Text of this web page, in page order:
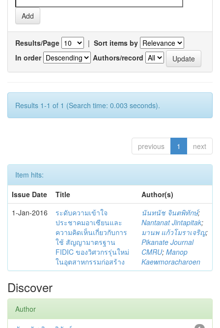
Results/Page | Sort items by
In order
Authors/record
Results 1-1 of 1 (Search time: 0.003 seconds).
previous 1 next
Item hits:
Issue Date
Title
Author(s)
1-Jan-2016
ระดับความเข้าใจ
ประชาคมอาเซียนและ
ความคิดเห็นเกี่ยวกับการ
ใช้ สัญญามาตรฐาน
FIDIC ของวิศวกรรุ่นใหม่
ในอุตสาหกรรมก่อสร้าง
นันทนัช จินตพิทักษ์;
Nantanat Jintapitak;
มานพ แก้วโมราเจริญ;
Pikanate Journal
CMRU; Manop
Kaewmoracharoen
Discover
Author